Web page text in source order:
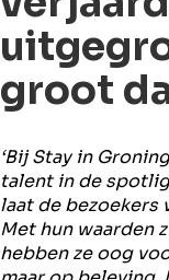
groot
‘Bij Stay in
talent in de
laat de bezoekers
Met hun waarden
hebben ze oog